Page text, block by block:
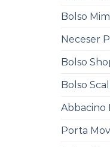
Bolso
Neceser
Bolso
Bolso
Abbacino
Porta